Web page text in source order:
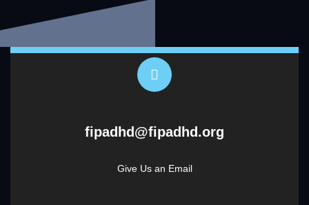
fipadhd@fipadhd.org
Give Us an Email